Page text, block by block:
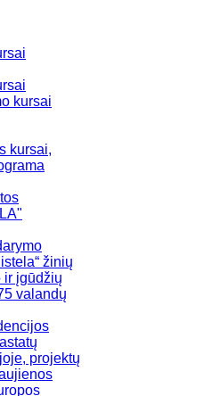
kursai
kursai,
žinių
ir įgūdžių
valandų
projektų